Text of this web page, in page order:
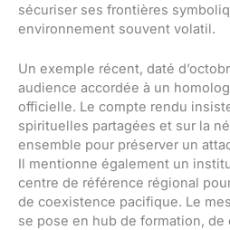
sécuriser ses frontières
environnement souvent volatil.
Un exemple récent, daté
audience accordée à un
officielle. Le compte rendu
spirituelles partagées et sur la
ensemble pour préserver un
Il mentionne également un
centre de référence régional
de coexistence pacifique. Le
se pose en hub de formation,